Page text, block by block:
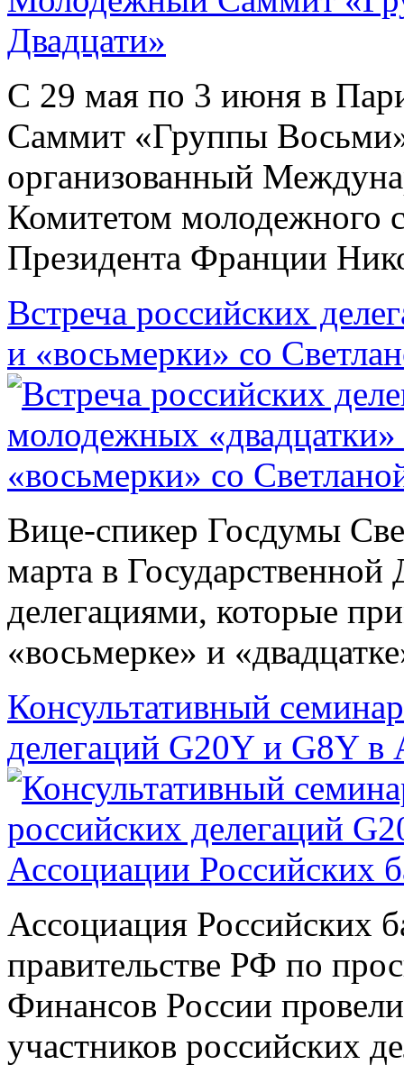
С 29 мая по 3 июня в
Саммит «Группы
организованный
Комитетом молодежного
Президента Франции
Встреча российских
и «восьмерки» со
Вице-спикер Госдумы
марта в
делегациями, которые
«восьмерке» и
Консультативный
делегаций G20Y и G8Y в
Ассоциация Российских
правительстве РФ по
Финансов России
участников российских